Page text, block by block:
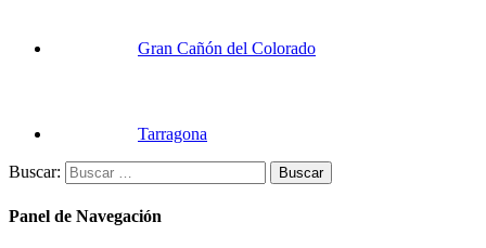
Gran Cañón del Colorado
Tarragona
Buscar:
Panel de Navegación